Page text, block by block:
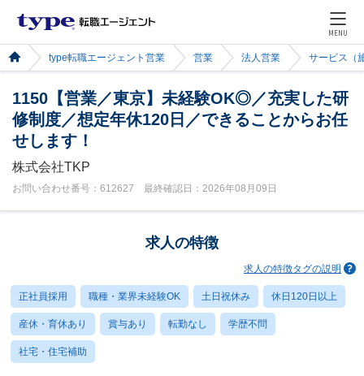
MENU
type転職エージェント営業 営業 法人営業 サービス（
1150【営業／東京】未経験OK◎／充実した研
修制度／想定年休120日／できることからお任
せします！
株式会社TKP
お問い合わせ番号：612627 最終確認日：2026年08月09日
求人の特徴
求人の特徴タグの説明
正社員採用 職種・業界未経験OK 土日祝休み 休日120日以上
産休・育休あり 賞与あり 転勤なし 学歴不問
社宅・住宅補助